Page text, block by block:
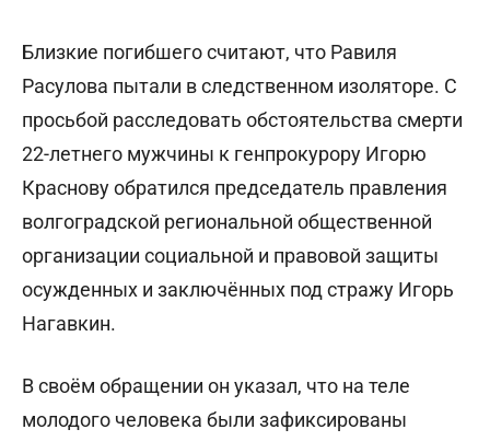
Близкие погибшего считают, что Равиля
Расулова пытали в следственном изоляторе. С
просьбой расследовать обстоятельства смерти
22-летнего мужчины к генпрокурору Игорю
Краснову обратился председатель правления
волгоградской региональной общественной
организации социальной и правовой защиты
осужденных и заключённых под стражу Игорь
Нагавкин.
В своём обращении он указал, что на теле
молодого человека были зафиксированы